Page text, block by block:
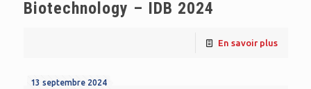
Biotechnology – IDB 2024
En savoir plus
13 septembre 2024